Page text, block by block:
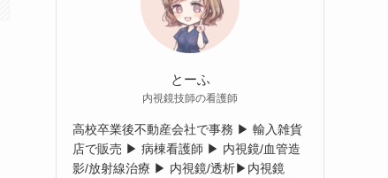
とーふ
内視鏡技師の看護師
高校卒業後不動産会社で事務 ▶︎ 輸入雑貨
店で販売 ▶︎ 病棟看護師 ▶︎ 内視鏡/血管造
影/放射線治療 ▶︎ 内視鏡/透析▶︎内視鏡